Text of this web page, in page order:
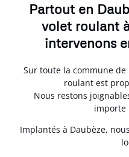
Partout en
volet roulant
intervenons
Sur toute la commune de
roulant est
Nous restons
importe
Implantés à Daubèze,